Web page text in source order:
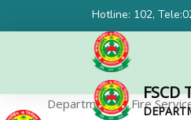
Hotline: 102,
FSCD
Department of Fire